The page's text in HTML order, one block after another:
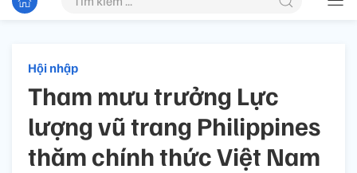
Hội nhập
Tham mưu trưởng Lực
lượng vũ trang Philippines
thăm chính thức Việt Nam